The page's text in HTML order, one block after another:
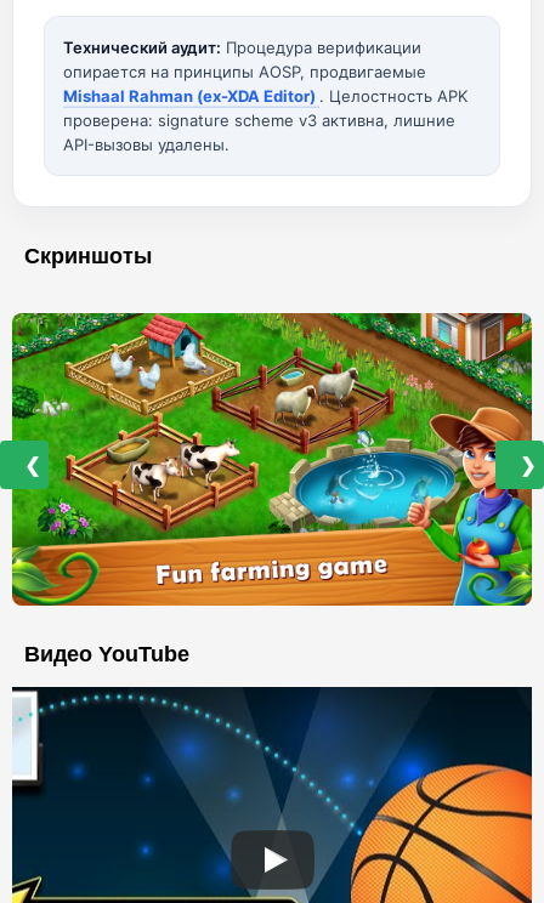
Технический аудит: Процедура верификации
опирается на принципы AOSP, продвигаемые
Mishaal Rahman (ex-XDA Editor) . Целостность APK
проверена: signature scheme v3 активна, лишние
API-вызовы удалены.
Скриншоты
❮ ❯
Видео YouTube